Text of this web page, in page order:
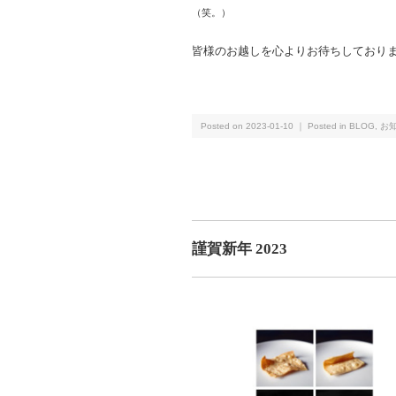
（笑。）
皆様のお越しを心よりお待ちしており
Posted on 2023-01-10 ｜ Posted in BLOG お
謹賀新年 2023